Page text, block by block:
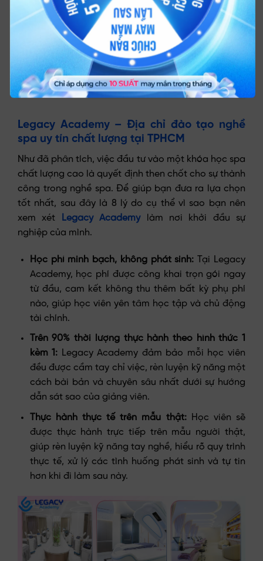
Chọn khóa học spa thông minh sẽ tiết kiệm chi phí học
nghề spa
Legacy Academy – Địa chỉ đào tạo nghề
spa uy tín chất lượng tại TPHCM
Như đã phân tích, việc đầu tư vào một khóa học spa
chất lượng cao là quyết định then chốt cho sự thành
công trong nghề spa. Để giúp bạn đưa ra lựa chọn
tốt nhất, sau đây là 8 lý do cụ thể vì sao bạn nên
xem xét
Legacy Academylàm nơi khởi đầu sự
nghiệp của mình.
Học phí minh bạch, không phát sinh: Tại Legacy
Academy, học phí được công khai trọn gói ngay
từ đầu, cam kết không thu thêm bất kỳ phụ phí
nào, giúp học viên yên tâm học tập và chủ động
tài chính.
Trên 90% thời lượng thực hành theo hình thức 1
kèm 1: Legacy Academy đảm bảo mỗi học viên
đều được cầm tay chỉ việc, rèn luyện kỹ năng một
cách bài bản và chuyên sâu nhất dưới sự hướng
dẫn sát sao của giảng viên.
Thực hành thực tế trên mẫu thật:Học viên sẽ
được thực hành trực tiếp trên mẫu người thật,
giúp rèn luyện kỹ năng tay nghề, hiểu rõ quy trình
thực tế, xử lý các tình huống phát sinh và tự tin
hơn khi đi làm sau này.